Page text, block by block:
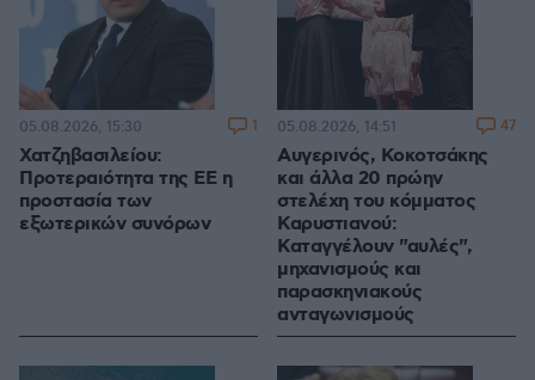
Χατζηβασιλείου:
Προτεραιότητα της ΕΕ η
προστασία των
εξωτερικών συνόρων
05.08.2026, 15:30 1
Αυγερινός, Κοκοτσάκης
και άλλα 20 πρώην
στελέχη του κόμματος
Καρυστιανού:
Καταγγέλουν "αυλές",
μηχανισμούς και
παρασκηνιακούς
ανταγωνισμούς
05.08.2026, 14:51 47